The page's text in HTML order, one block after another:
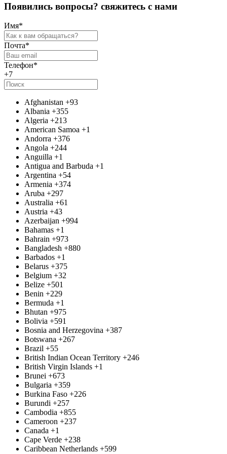
Появились вопросы? свяжитесь с нами
Имя*
Почта*
Телефон*
+7
Afghanistan +93
Albania +355
Algeria +213
American Samoa +1
Andorra +376
Angola +244
Anguilla +1
Antigua and Barbuda +1
Argentina +54
Armenia +374
Aruba +297
Australia +61
Austria +43
Azerbaijan +994
Bahamas +1
Bahrain +973
Bangladesh +880
Barbados +1
Belarus +375
Belgium +32
Belize +501
Benin +229
Bermuda +1
Bhutan +975
Bolivia +591
Bosnia and Herzegovina +387
Botswana +267
Brazil +55
British Indian Ocean Territory +246
British Virgin Islands +1
Brunei +673
Bulgaria +359
Burkina Faso +226
Burundi +257
Cambodia +855
Cameroon +237
Canada +1
Cape Verde +238
Caribbean Netherlands +599